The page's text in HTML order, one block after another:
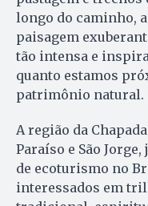
longo do caminho,
paisagem
tão intensa e
quanto estamos
patrimônio natural.
A região da
Paraíso e São
de ecoturismo no
interessados em